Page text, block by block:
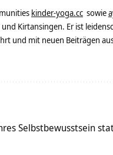
kinder-yoga.cc sowie
Kirtansingen. Er ist
und mit neuen Beiträgen
Selbstbewusstsein